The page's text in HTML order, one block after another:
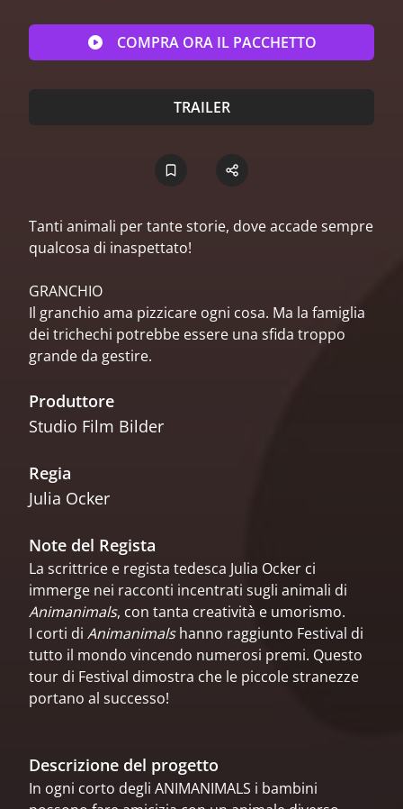
COMPRA ORA IL PACCHETTO
TRAILER
Tanti animali per tante storie, dove accade sempre
qualcosa di inaspettato!
GRANCHIO
Il granchio ama pizzicare ogni cosa. Ma la famiglia
dei trichechi potrebbe essere una sfida troppo
grande da gestire.
Produttore
Studio Film Bilder
Regia
Julia Ocker
Note del Regista
La scrittrice e regista tedesca Julia Ocker ci
immerge nei racconti incentrati sugli animali di
Animanimals, con tanta creatività e umorismo.
I corti di Animanimalshanno raggiunto Festival di
tutto il mondo vincendo numerosi premi. Questo
tour di Festival dimostra che le piccole stranezze
portano al successo!
Descrizione del progetto
In ogni corto degli ANIMANIMALS i bambini